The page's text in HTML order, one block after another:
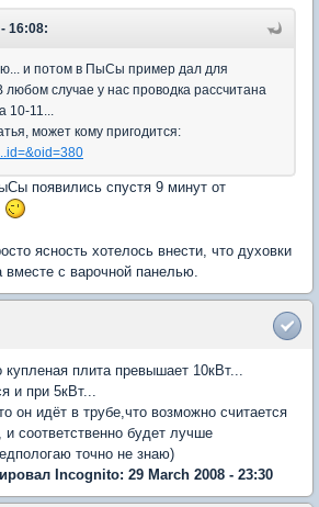
16:08:
и потом в ПыСы пример дал для
случае у нас проводка рассчитана
10-11...
может кому пригодится:
появились спустя 9 минут от
ясность хотелось внести, что духовки
вместе с варочной панелью.
купленая плита превышает 10кВт...
и при 5кВт...
он идёт в трубе,что возможно считается
соответственно будет лучше
точно не знаю)
Incognito: 29 March 2008 - 23:30